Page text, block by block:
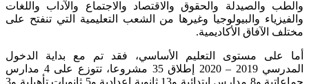
والطب والصيدلة والحقوق والاقتصاد والاجتماع والآداب واللغات
والفيزياء والبيولوجيا وغيرها من الشعب التعليمية التي تنفتح على
مختلف الآفاق الأكاديمية.
أما على مستوى التعليم الأساسي، فقد تم مع بداية الدخول
المدرسي 2019 – 2020 إطلاق 35 مشروعا، تتوزع على 4 مدارس
جماعاتية و8 مدارس ابتدائية و13 ثانوية إعدادية و5 ثانويات تأهيلية و3